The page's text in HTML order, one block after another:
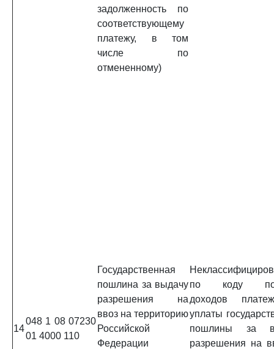
задолженность по
соответствующему
платежу, в том
числе по
отмененному)
14
048 1 08 07230
01 4000 110
Государственная
пошлина за выдачу
разрешения на
ввоз на территорию
Российской
Федерации
по коду
доходов
уплаты
пошлины за
разрешения на